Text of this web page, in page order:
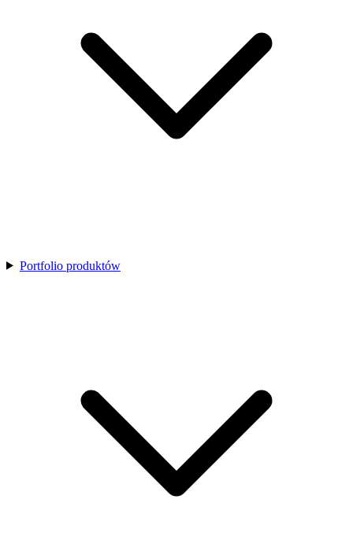
Portfolio produktów